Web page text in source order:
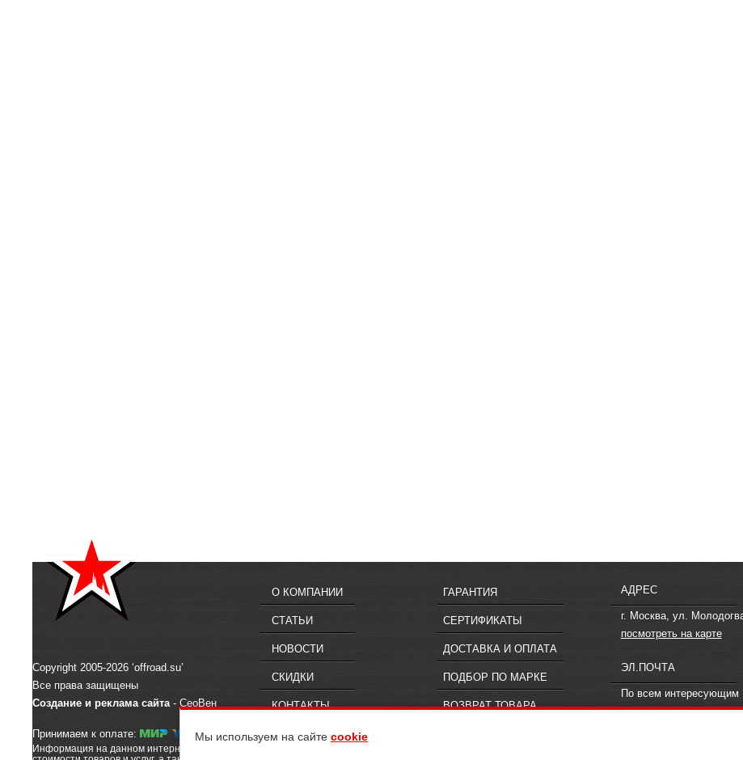
Copyright 2005-2026 ‘offroad.su’
Все права защищены
Создание и реклама сайта- СеоВен
Принимаем к оплате:
О КОМПАНИИ
СТАТЬИ
НОВОСТИ
СКИДКИ
КОНТАКТЫ
ГАРАНТИЯ
СЕРТИФИКАТЫ
ДОСТАВКА И ОПЛАТА
ПОДБОР ПО МАРКЕ
ВОЗВРАТ ТОВАРА
АДРЕС
г. Москва, ул.
посмотреть на карте
ЭЛ.ПОЧТА
По всем интересующим
вопросам пишите
Информация на данном интернет-сайте предназначена для ознакомления, не является публичной офертой, определяемой положениями статьи 437
Мы используем на сайте cookie